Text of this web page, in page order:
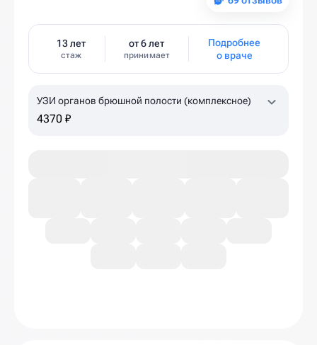
13 лет
стаж
от 6 лет
принимает
Подробнее
о враче
УЗИ органов брюшной полости (комплексное)
4370 ₽